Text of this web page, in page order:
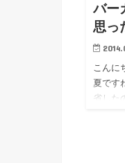
バー
思っ
こんに
夏です
省した